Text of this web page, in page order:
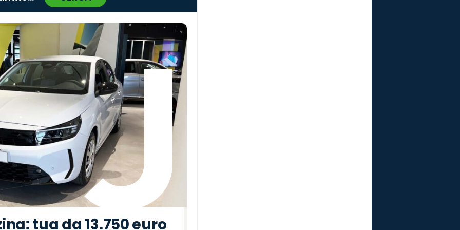
›
tua da 13.750 euro